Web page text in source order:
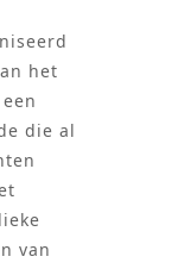
het
die al
van